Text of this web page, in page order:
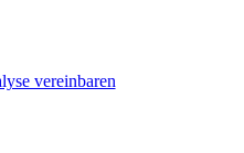
vereinbaren